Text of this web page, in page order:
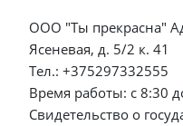
ООО "Ты прекрасна"
Ясеневая, д. 5/2 к. 41
Тел.: +375297332555
Время работы: с 8:30
Свидетельство о